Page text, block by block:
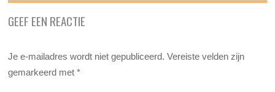
GEEF EEN REACTIE
Je e-mailadres wordt niet gepubliceerd. Vereiste velden zijn
gemarkeerd met*